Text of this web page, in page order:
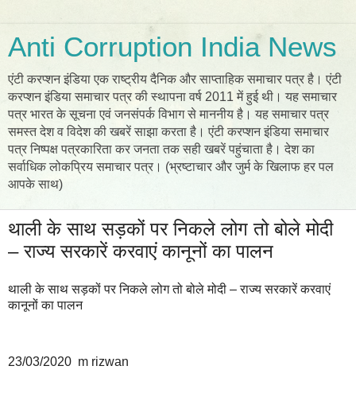
Anti Corruption India News
एंटी करप्शन इंडिया एक राष्ट्रीय दैनिक और साप्ताहिक समाचार पत्र है। एंटी
करप्शन इंडिया समाचार पत्र की स्थापना वर्ष 2011 में हुई थी। यह समाचार
पत्र भारत के सूचना एवं जनसंपर्क विभाग से माननीय है। यह समाचार पत्र
समस्त देश व विदेश की खबरें साझा करता है। एंटी करप्शन इंडिया समाचार
पत्र निष्पक्ष पत्रकारिता कर जनता तक सही खबरें पहुंचाता है। देश का
सर्वाधिक लोकप्रिय समाचार पत्र। (भ्रष्टाचार और जुर्म के खिलाफ हर पल
आपके साथ)
थाली के साथ सड़कों पर निकले लोग तो बोले मोदी
– राज्य सरकारें करवाएं कानूनों का पालन
थाली के साथ सड़कों पर निकले लोग तो बोले मोदी – राज्य सरकारें करवाएं
कानूनों का पालन
23/03/2020 m rizwan